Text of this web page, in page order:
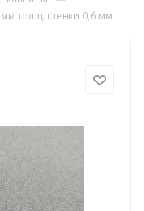
толщ. стенки 0,6 мм